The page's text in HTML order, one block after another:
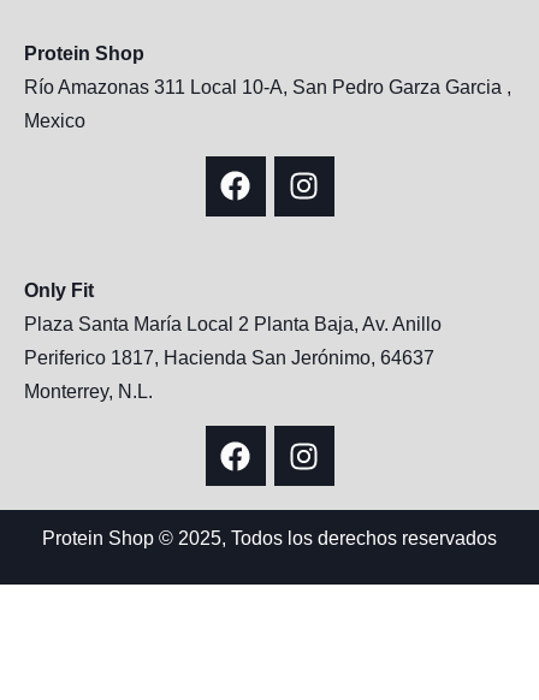
Protein Shop
Río Amazonas 311 Local 10-A, San Pedro Garza Garcia ,
Mexico
Only Fit
Plaza Santa María Local 2 Planta Baja, Av. Anillo
Periferico 1817, Hacienda San Jerónimo, 64637
Monterrey, N.L.
Protein Shop © 2025, Todos los derechos reservados